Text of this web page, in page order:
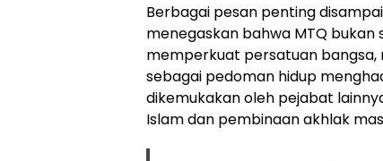
Berbagai pesan penting
menegaskan bahwa MTQ
memperkuat persatuan bangsa,
sebagai pedoman hidup
dikemukakan oleh pejabat
Islam dan pembinaan akhlak